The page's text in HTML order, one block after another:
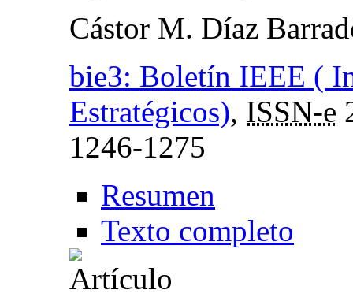
Cástor M. Díaz
bie3: Boletín IEEE (
Estratégicos), ISSN-e
1246-1275
Resumen
Texto completo